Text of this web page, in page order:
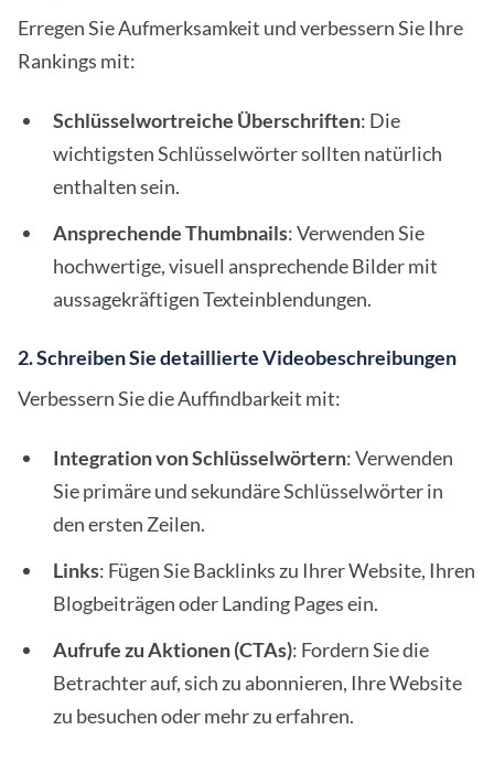
Erregen Sie Aufmerksamkeit und verbessern Sie Ihre
Rankings mit:
Schlüsselwortreiche Überschriften: Die
wichtigsten Schlüsselwörter sollten natürlich
enthalten sein.
Ansprechende Thumbnails: Verwenden Sie
hochwertige, visuell ansprechende Bilder mit
aussagekräftigen Texteinblendungen.
2. Schreiben Sie detaillierte Videobeschreibungen
Verbessern Sie die Auffindbarkeit mit:
Integration von Schlüsselwörtern: Verwenden
Sie primäre und sekundäre Schlüsselwörter in
den ersten Zeilen.
Links: Fügen Sie Backlinks zu Ihrer Website, Ihren
Blogbeiträgen oder Landing Pages ein.
Aufrufe zu Aktionen (CTAs): Fordern Sie die
Betrachter auf, sich zu abonnieren, Ihre Website
zu besuchen oder mehr zu erfahren.